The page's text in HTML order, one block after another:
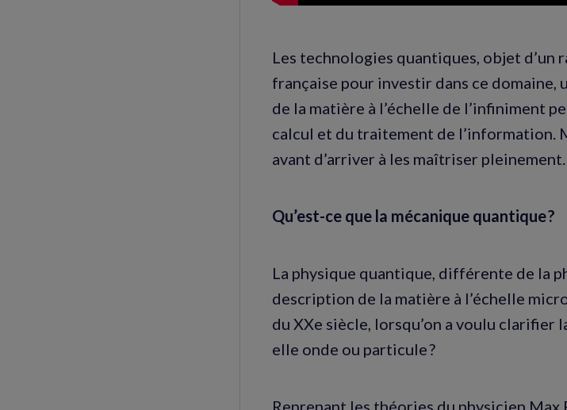
Les technologies quantiques, objet
française pour investir dans ce
de la matière à l’échelle de l’infiniment
calcul et du traitement de l’information.
avant d’arriver à les maîtriser pleinement.
Qu’est-ce que la mécanique quantique ?
La physique quantique, différente de la
description de la matière à l’échelle
du XXe siècle, lorsqu’on a voulu
elle onde ou particule ?
Reprenant les théories du physicien